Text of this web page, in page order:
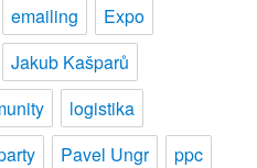
emailing
Expo
Jakub Kašparů
logistika
Pavel Ungr
ppc